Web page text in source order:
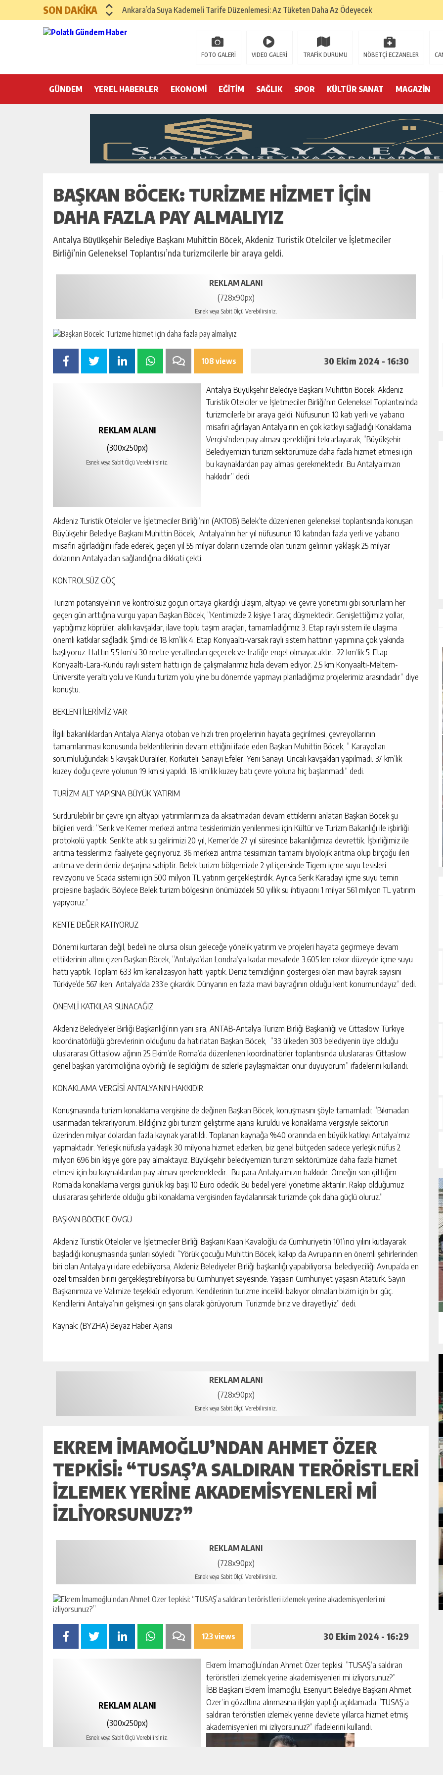
SON DAKİKA
Ankara’da Suya Kademeli Tarife Düzenlemesi: Az Tüketen Daha Az Ödeyecek
Yılın Gastronomi İlçesi Haymana
Polatlı Sakarya Köyü’nde Kırım Tatarlarının Tepreş Coşkusu
Hayri Kozanoğlu… Erdoğan’ın 3 devri
Saray makyaj tutmaz
Seçmeli demokrasi: Kimine şeker, kimine zehir
FOTO GALERİ VIDEO GALERİ TRAFİK DURUMU NÖBETÇİ ECZANELER
GÜNDEM YEREL HABERLER EKONOMİ EĞİTİM SAĞLIK SPOR KÜLTÜR SANAT MAGAZİN
BAŞKAN BÖCEK: TURIZME HIZMET IÇIN
DAHA FAZLA PAY ALMALIYIZ
Antalya Büyükşehir Belediye Başkanı Muhittin Böcek, Akdeniz Turistik Otelciler ve İşletmeciler
Birliği’nin Geleneksel Toplantısı’nda turizmcilerle bir araya geldi.
REKLAM ALANI
(728x90px)
Esnek veya Sabit Ölçü Verebilirsiniz.
108 views 30 Ekim 2024 - 16:30
REKLAM ALANI
(300x250px)
Esnek veya Sabit Ölçü Verebilirsiniz.
Antalya Büyükşehir Belediye Başkanı Muhittin Böcek, Akdeniz
Turistik Otelciler ve İşletmeciler Birliği’nin Geleneksel Toplantısı’nda
turizmcilerle bir araya geldi. Nüfusunun 10 katı yerli ve yabancı
misafiri ağırlayan Antalya’nın en çok katkıyı sağladığı Konaklama
Vergisi’nden pay alması gerektiğini tekrarlayarak, “Büyükşehir
Belediyemizin turizm sektörümüze daha fazla hizmet etmesi için
bu kaynaklardan pay alması gerekmektedir. Bu Antalya’mızın
hakkıdır” dedi.
Akdeniz Turistik Otelciler ve İşletmeciler Birliği’nin (AKTOB) Belek’te düzenlenen geleneksel toplantısında konuşan
Büyükşehir Belediye Başkanı Muhittin Böcek, Antalya’nın her yıl nüfusunun 10 katından fazla yerli ve yabancı
misafiri ağırladığını ifade ederek, geçen yıl 55 milyar doların üzerinde olan turizm gelirinin yaklaşık 25 milyar
dolarının Antalya’dan sağlandığına dikkati çekti.
KONTROLSÜZ GÖÇ
Turizm potansiyelinin ve kontrolsüz göçün ortaya çıkardığı ulaşım, altyapı ve çevre yönetimi gibi sorunların her
geçen gün arttığına vurgu yapan Başkan Böcek, “Kentimizde 2 kişiye 1 araç düşmektedir. Genişlettiğimiz yollar,
yaptığımız köprüler, akıllı kavşaklar, ilave toplu taşım araçları, tamamladığımız 3. Etap raylı sistem ile ulaşıma
önemli katkılar sağladık. Şimdi de 18 km’lik 4. Etap Konyaaltı-varsak raylı sistem hattının yapımına çok yakında
başlıyoruz. Hattın 5,5 km’si 30 metre yeraltından geçecek ve trafiğe engel olmayacaktır. 22 km’lik 5. Etap
Konyaaltı-Lara-Kundu raylı sistem hattı için de çalışmalarımız hızla devam ediyor. 2,5 km Konyaaltı-Meltem-
Üniversite yeraltı yolu ve Kundu turizm yolu yine bu dönemde yapmayı planladığımız projelerimiz arasındadır” diye
konuştu.
BEKLENTİLERİMİZ VAR
İlgili bakanlıklardan Antalya Alanya otoban ve hızlı tren projelerinin hayata geçirilmesi, çevreyollarının
tamamlanması konusunda beklentilerinin devam ettiğini ifade eden Başkan Muhittin Böcek, “ Karayolları
sorumluluğundaki 5 kavşak Duraliler, Korkuteli, Sanayi Efeler, Yeni Sanayi, Uncalı kavşakları yapılmadı. 37 km’lik
kuzey doğu çevre yolunun 19 km’si yapıldı. 18 km’lik kuzey batı çevre yoluna hiç başlanmadı” dedi.
TURİZM ALT YAPISINA BÜYÜK YATIRIM
Sürdürülebilir bir çevre için altyapı yatırımlarımıza da aksatmadan devam ettiklerini anlatan Başkan Böcek şu
bilgileri verdi: “Serik ve Kemer merkezi arıtma tesislerimizin yenilenmesi için Kültür ve Turizm Bakanlığı ile işbirliği
protokolü yaptık. Serik’te atık su gelirimizi 20 yıl, Kemer’de 27 yıl süresince bakanlığımıza devrettik. İşbirliğimiz ile
arıtma tesislerimizi faaliyete geçiriyoruz. 36 merkezi arıtma tesisimizin tamamı biyolojik arıtma olup birçoğu ileri
arıtma ve derin deniz deşarjına sahiptir. Belek turizm bölgemizde 2 yıl içerisinde Tigem içme suyu tesisleri
revizyonu ve Scada sistemi için 500 milyon TL yatırım gerçekleştirdik. Ayrıca Serik Karadayı içme suyu temin
projesine başladık. Böylece Belek turizm bölgesinin önümüzdeki 50 yıllık su ihtiyacını 1 milyar 561 milyon TL yatırım
yapıyoruz.”
KENTE DEĞER KATIYORUZ
Dönemi kurtaran değil, bedeli ne olursa olsun geleceğe yönelik yatırım ve projeleri hayata geçirmeye devam
ettiklerinin altını çizen Başkan Böcek, “Antalya’dan Londra’ya kadar mesafede 3.605 km rekor düzeyde içme suyu
hattı yaptık. Toplam 633 km kanalizasyon hattı yaptık. Deniz temizliğinin göstergesi olan mavi bayrak sayısını
Türkiye’de 567 iken, Antalya’da 233’e çıkardık. Dünyanın en fazla mavi bayrağının olduğu kent konumundayız” dedi.
ÖNEMLİ KATKILAR SUNACAĞIZ
Akdeniz Belediyeler Birliği Başkanlığı’nın yanı sıra, ANTAB-Antalya Turizm Birliği Başkanlığı ve Cittaslow Türkiye
koordinatörlüğü görevlerinin olduğunu da hatırlatan Başkan Böcek, “33 ülkeden 303 belediyenin üye olduğu
uluslararası Cittaslow ağının 25 Ekim’de Roma’da düzenlenen koordinatörler toplantısında uluslararası Cittaslow
genel başkan yardımcılığına oybirliği ile seçildiğimi de sizlerle paylaşmaktan onur duyuyorum” ifadelerini kullandı.
KONAKLAMA VERGİSİ ANTALYA’NIN HAKKIDIR
Konuşmasında turizm konaklama vergisine de değinen Başkan Böcek, konuşmasını şöyle tamamladı: “Bıkmadan
usanmadan tekrarlıyorum. Bildiğiniz gibi turizm geliştirme ajansı kuruldu ve konaklama vergisiyle sektörün
üzerinden milyar dolardan fazla kaynak yaratıldı. Toplanan kaynağa %40 oranında en büyük katkıyı Antalya’mız
yapmaktadır. Yerleşik nüfusla yaklaşık 30 milyona hizmet ederken, biz genel bütçeden sadece yerleşik nüfus 2
milyon 696 bin kişiye göre pay almaktayız. Büyükşehir belediyemizin turizm sektörümüze daha fazla hizmet
etmesi için bu kaynaklardan pay alması gerekmektedir. Bu para Antalya’mızın hakkıdır. Örneğin son gittiğim
Roma’da konaklama vergisi günlük kişi başı 10 Euro ödedik. Bu bedel yerel yönetime aktarılır. Rakip olduğumuz
uluslararası şehirlerde olduğu gibi konaklama vergisinden faydalanırsak turizmde çok daha güçlü oluruz.”
BAŞKAN BÖCEK’E ÖVGÜ
Akdeniz Turistik Otelciler ve İşletmeciler Birliği Başkanı Kaan Kavaloğlu da Cumhuriyetin 101’inci yılını kutlayarak
başladığı konuşmasında şunları söyledi: “Yörük çocuğu Muhittin Böcek, kalkıp da Avrupa’nın en önemli şehirlerinden
biri olan Antalya’yı idare edebiliyorsa, Akdeniz Belediyeler Birliği başkanlığı yapabiliyorsa, belediyeciliği Avrupa’da en
özel timsalden birini gerçekleştirebiliyorsa bu Cumhuriyet sayesinde. Yaşasın Cumhuriyet yaşasın Atatürk. Sayın
Başkanımıza ve Valimize teşekkür ediyorum. Kendilerinin turizme incelikli bakıyor olmaları bizim için bir güç.
Kendilerini Antalya’nın gelişmesi için şans olarak görüyorum. Turizmde biriz ve dirayetliyiz” dedi.
Kaynak: (BYZHA) Beyaz Haber Ajansı
REKLAM ALANI
(728x90px)
Esnek veya Sabit Ölçü Verebilirsiniz.
EKREM İMAMOĞLU’NDAN AHMET ÖZER
TEPKISI: “TUSAŞ’A SALDIRAN TERÖRISTLERI
IZLEMEK YERINE AKADEMISYENLERI MI
IZLIYORSUNUZ?”
REKLAM ALANI
(728x90px)
Esnek veya Sabit Ölçü Verebilirsiniz.
123 views 30 Ekim 2024 - 16:29
REKLAM ALANI
(300x250px)
Esnek veya Sabit Ölçü Verebilirsiniz.
Ekrem İmamoğlu’ndan Ahmet Özer tepkisi: “TUSAŞ’a saldıran
teröristleri izlemek yerine akademisyenleri mi izliyorsunuz?”
İBB Başkanı Ekrem İmamoğlu, Esenyurt Belediye Başkanı Ahmet
Özer’in gözaltına alınmasına ilişkin yaptığı açıklamada “TUSAŞ’a
saldıran teröristleri izlemek yerine devlete yıllarca hizmet etmiş
akademisyenleri mi izliyorsunuz?” ifadelerini kullandı.